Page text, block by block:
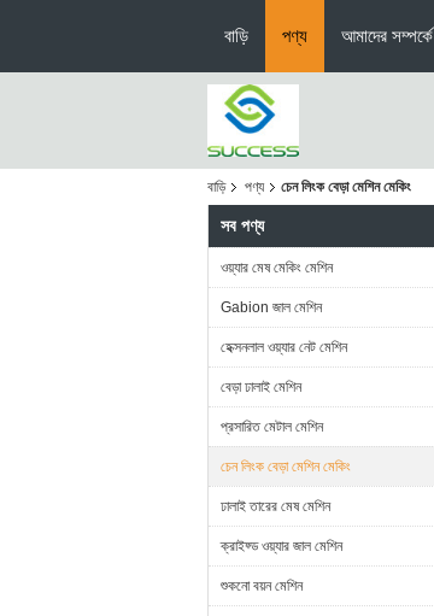
বাড়ি পণ্য আমাদের সম্পর্কে
বাড়ি পণ্য চেন লিংক বেড়া মেশিন মেকিং
সব পণ্য
ওয়্যার মেষ মেকিং মেশিন
Gabion জাল মেশিন
হেক্সনলাল ওয়্যার নেট মেশিন
বেড়া ঢালাই মেশিন
প্রসারিত মেটাল মেশিন
চেন লিংক বেড়া মেশিন মেকিং
ঢালাই তারের মেষ মেশিন
ক্রাইফ্ড ওয়্যার জাল মেশিন
শুকনো বয়ন মেশিন